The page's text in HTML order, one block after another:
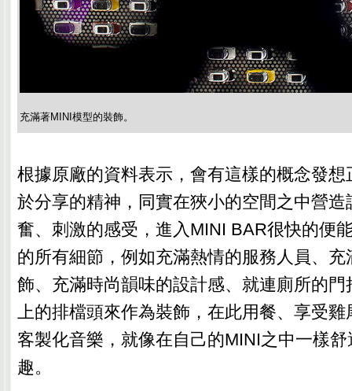
充滿著MINI模型的裝飾。
根據原廠的資料表示，會有這樣的概念發
於分享的精神，同實在狹小的空間之中營造
奮、刺激的感受，進入MINI BAR很快的便
的所有細節，例如充滿熱情的服務人員、
飾、充滿時尚韻味的設計感、就連廁所的
上的排檔頭來作為裝飾，在此用餐、享受
客製化音樂，就像在自己的MINI之中一樣
趣。